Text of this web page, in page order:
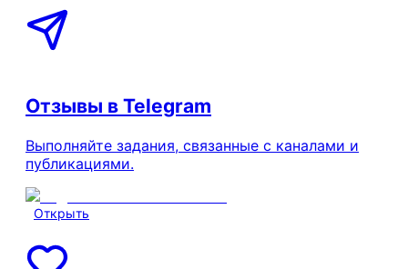
Отзывы в Telegram
Выполняйте задания, связанные с каналами и
публикациями.
Открыть